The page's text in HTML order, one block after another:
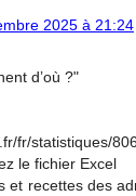
2025 à 21:24
d’où ?"
fr/statistiques/
le fichier Excel
et recettes des